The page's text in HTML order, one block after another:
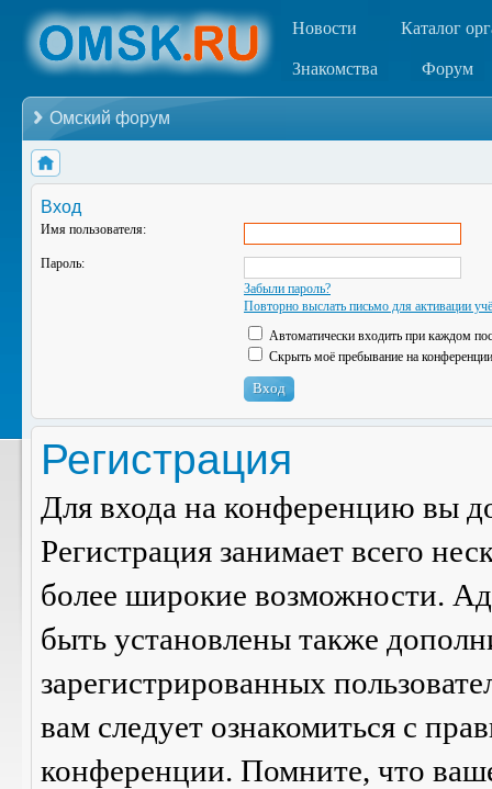
Новости Каталог
Знакомства Форум
Омский форум
Вход
Имя пользователя:
Пароль:
Забыли пароль?
Повторно выслать письмо для активации
Автоматически входить при каждом
Скрыть моё пребывание на
Регистрация
Для входа на конференцию вы
Регистрация занимает всего
более широкие возможности.
быть установлены также
зарегистрированных
вам следует ознакомиться с
конференции. Помните, что